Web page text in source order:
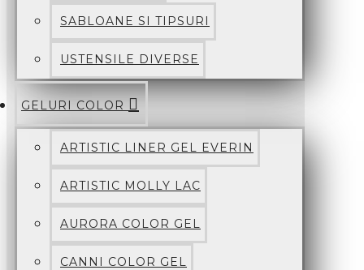
SABLOANE SI TIPSURI
USTENSILE DIVERSE
GELURI COLOR
ARTISTIC LINER GEL EVERIN
ARTISTIC MOLLY LAC
AURORA COLOR GEL
CANNI COLOR GEL